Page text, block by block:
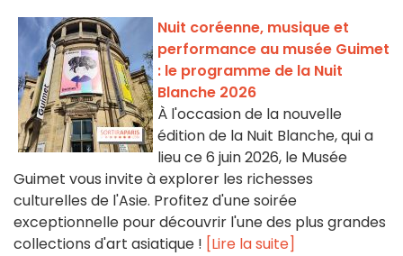
Nuit coréenne, musique et
performance au musée Guimet
: le programme de la Nuit
Blanche 2026
À l'occasion de la nouvelle
édition de la Nuit Blanche, qui a
lieu ce 6 juin 2026, le Musée
Guimet vous invite à explorer les richesses
culturelles de l'Asie. Profitez d'une soirée
exceptionnelle pour découvrir l'une des plus grandes
collections d'art asiatique ! [Lire la suite]